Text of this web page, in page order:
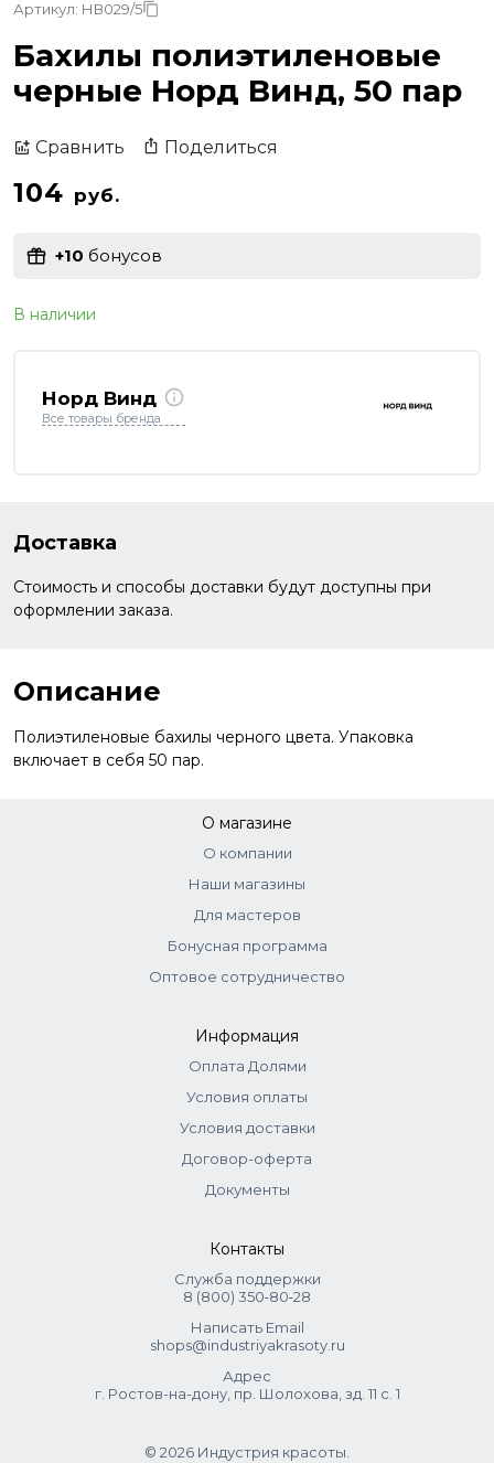
Артикул: НВ029/5
Бахилы полиэтиленовые
черные Норд Винд, 50 пар
Сравнить Поделиться
104 руб.
+10 бонусов
В наличии
Норд Винд
Все товары бренда
Доставка
Стоимость и способы доставки будут доступны при
оформлении заказа.
Описание
Полиэтиленовые бахилы черного цвета. Упаковка
включает в себя 50 пар.
О магазине
О компании
Наши магазины
Для мастеров
Бонусная программа
Оптовое сотрудничество
Информация
Оплата Долями
Условия оплаты
Условия доставки
Договор-оферта
Документы
Контакты
Служба поддержки
8 (800) 350‑80‑28
Написать Email
shops@industriyakrasoty.ru
Адрес
г. Ростов-на-дону, пр. Шолохова, зд. 11 с. 1
© 2026 Индустрия красоты.